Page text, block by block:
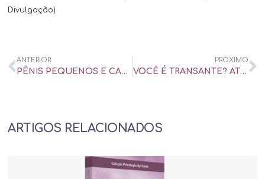
Divulgação)
ANTERIOR
PÊNIS PEQUENOS E CARROS VELOZES: POR QUE QUE HOMENS PRECISAM SE AUTOAFIRMAR – UOL UNIVERSA
PRÓXIMO
VOCÊ É TRANSANTE? ATENÇÃO: RESPOSTA NÃO DEPENDE DO SEU NÚMERO DE PARCEIROS – UOL UNIVERSA
ARTIGOS RELACIONADOS